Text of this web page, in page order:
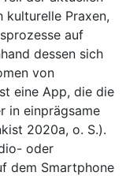
kulturelle Praxen,
auf
dessen sich
von
eine App, die die
in einprägsame
2020a, o. S.).
oder
dem Smartphone